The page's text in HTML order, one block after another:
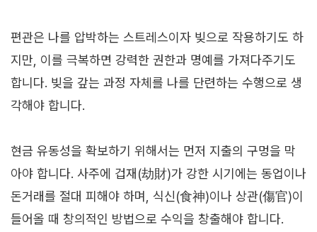
편관은 나를 압박하는 스트레스이자 빚으로 작용하기도 하
지만, 이를 극복하면 강력한 권한과 명예를 가져다주기도
합니다. 빚을 갚는 과정 자체를 나를 단련하는 수행으로 생
각해야 합니다.
현금 유동성을 확보하기 위해서는 먼저 지출의 구멍을 막
아야 합니다. 사주에 겁재(劫財)가 강한 시기에는 동업이나
돈거래를 절대 피해야 하며, 식신(食神)이나 상관(傷官)이
들어올 때 창의적인 방법으로 수익을 창출해야 합니다.